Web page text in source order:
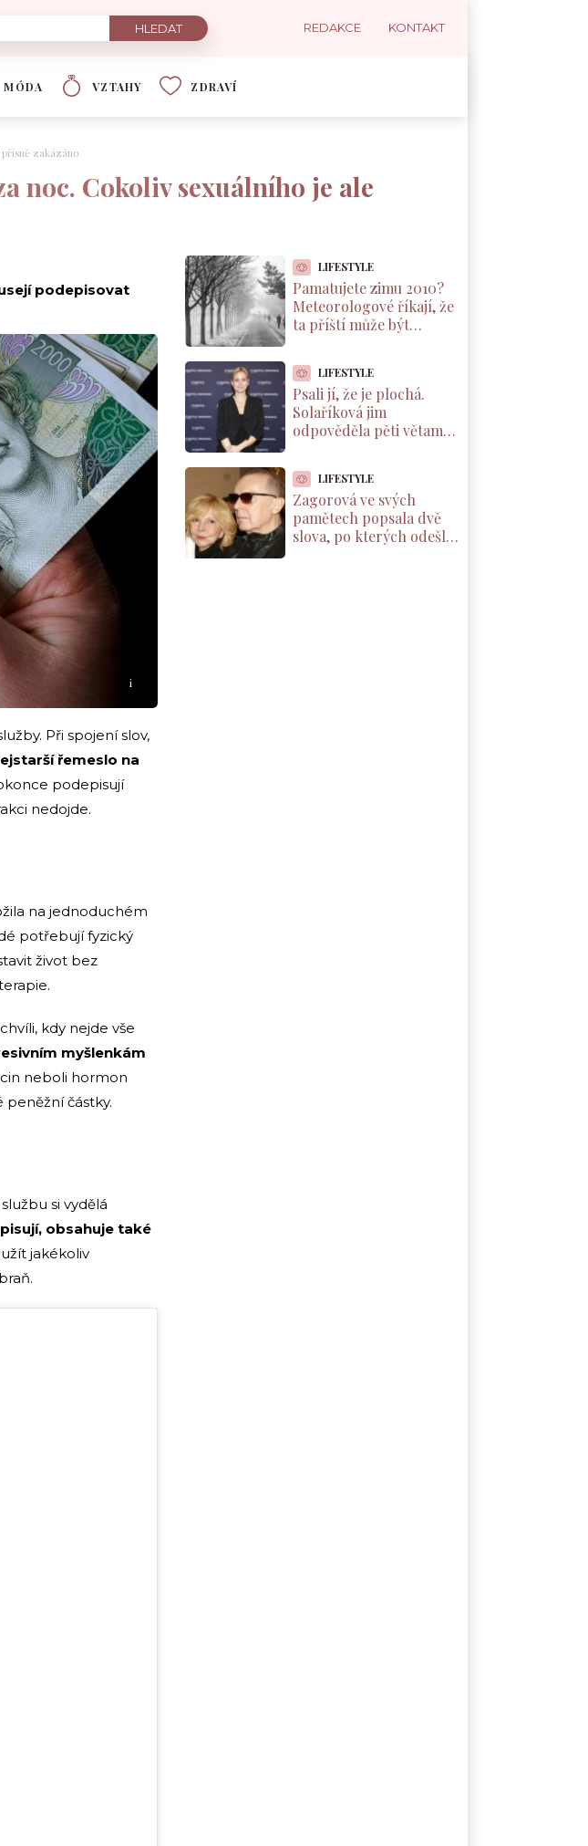
REDAKCE KONTAKT
MÓDA VZTAHY ZDRAVÍ
přísně zakázáno
noc. Cokoliv sexuálního je ale
podepisovat
i
Při spojení slov,
řemeslo na
podepisují
nedojde.
na jednoduchém
potřebují fyzický
život bez
kdy nejde vše
myšlenkám
neboli hormon
částky.
si vydělá
obsahuje také
jakékoliv
LIFESTYLE
Pamatujete zimu 2010?
Meteorologové říkají, že
ta příští může být
Pacifiku
LIFESTYLE
Psali jí, že je plochá.
Solaříková jim
odpověděla pěti větami,
každý rodič dcery
LIFESTYLE
Zagorová ve svých
pamětech popsala dvě
slova, po kterých odešla